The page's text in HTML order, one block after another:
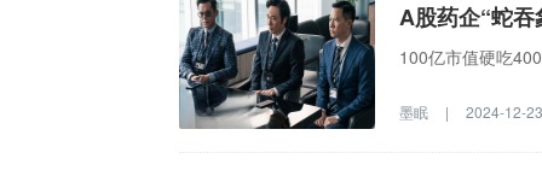
A股药企“蛇
100亿市值硬吃
墨眠 | 2024-12-